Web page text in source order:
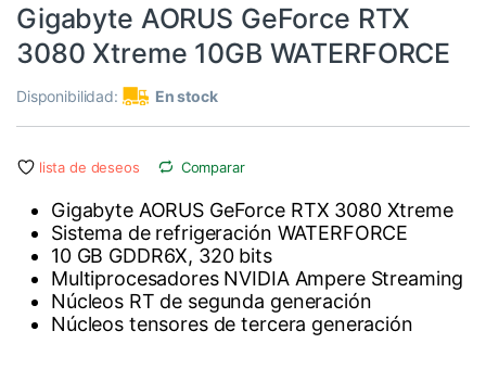
Gigabyte AORUS GeForce RTX
3080 Xtreme 10GB WATERFORCE
Disponibilidad: En stock
lista de deseos Comparar
Gigabyte AORUS GeForce RTX 3080 Xtreme
Sistema de refrigeración WATERFORCE
10 GB GDDR6X, 320 bits
Multiprocesadores NVIDIA Ampere Streaming
Núcleos RT de segunda generación
Núcleos tensores de tercera generación